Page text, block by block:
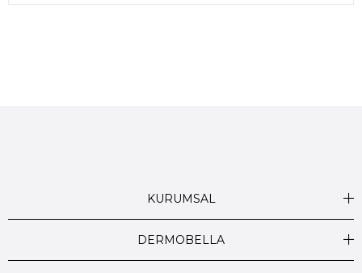
KURUMSAL
DERMOBELLA